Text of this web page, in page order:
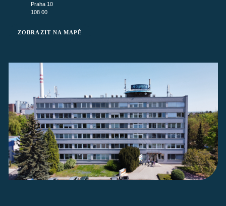
Praha 10
108 00
ZOBRAZIT NA MAPĚ